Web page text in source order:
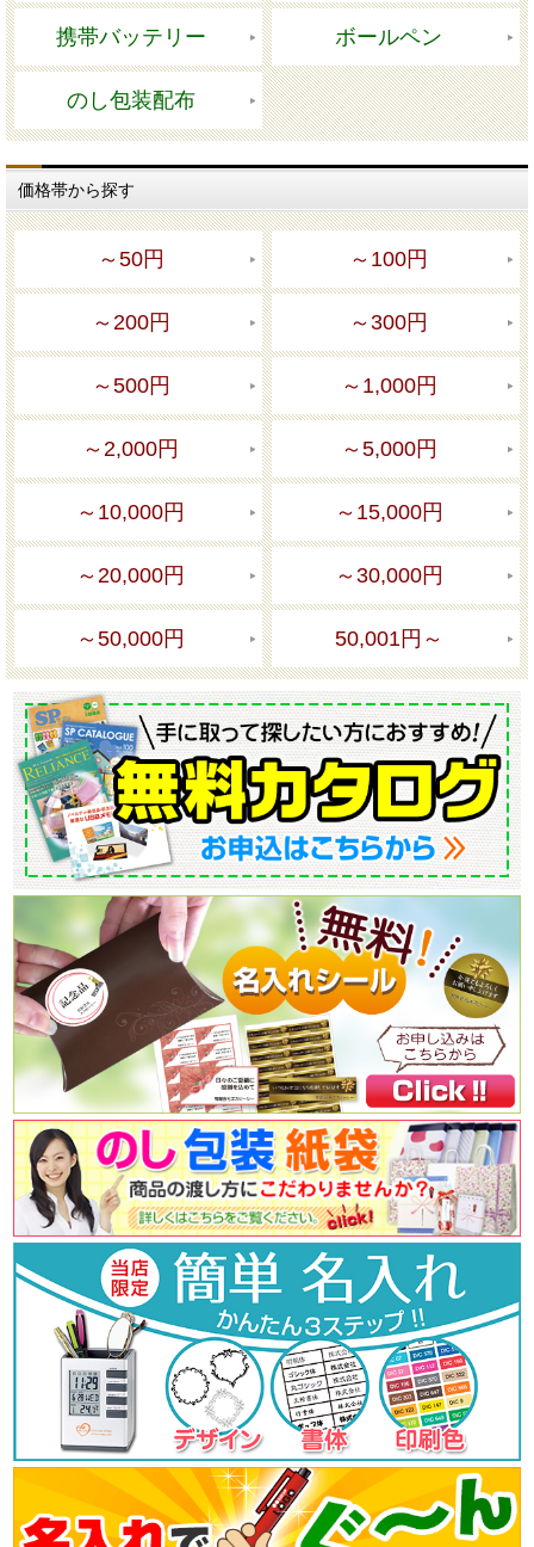
携帯バッテリー ボールペン
のし包装配布
価格帯から探す
～50円 ～100円
～200円 ～300円
～500円 ～1,000円
～2,000円 ～5,000円
～10,000円 ～15,000円
～20,000円 ～30,000円
～50,000円 50,001円～